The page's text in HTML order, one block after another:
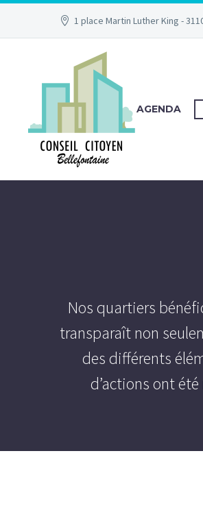
1 place Martin Luther King -
AGENDA
Nos quartiers
transparaît non
des différents
d’actions ont